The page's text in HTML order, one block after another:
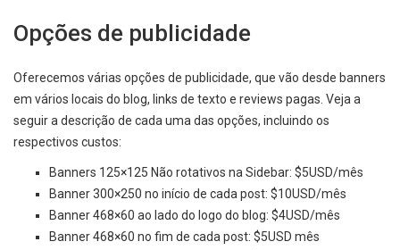
Opções de publicidade
Oferecemos várias opções de publicidade, que vão desde banners
em vários locais do blog, links de texto e reviews pagas. Veja a
seguir a descrição de cada uma das opções, incluindo os
respectivos custos:
Banners 125×125 Não rotativos na Sidebar: $5USD/mês
Banner 300×250 no início de cada post: $10USD/mês
Banner 468×60 ao lado do logo do blog: $4USD/mês
Banner 468×60 no fim de cada post: $5USD mês